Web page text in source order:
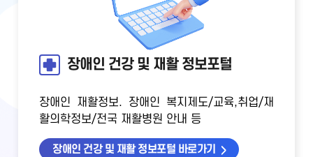
장애인 건강 및 재활 정보포털
장애인 재활정보. 장애인 복지제도/교육,취업/재
활의학정보/전국 재활병원 안내 등
장애인 건강 및 재활 정보포털 바로가기